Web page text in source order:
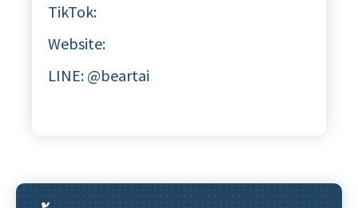
TikTok:
Website:
LINE: @beartai